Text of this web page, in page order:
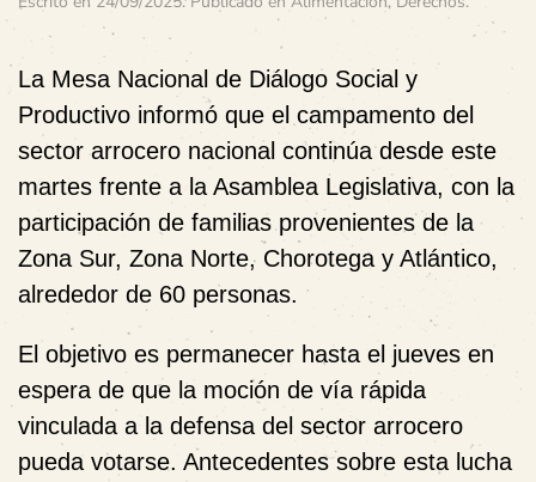
La Mesa Nacional de Diálogo Social y
Productivo informó que el campamento del
sector arrocero nacional continúa desde este
martes frente a la Asamblea Legislativa, con la
participación de familias provenientes de la
Zona Sur, Zona Norte, Chorotega y Atlántico,
alrededor de 60 personas.
El objetivo es permanecer hasta el jueves en
espera de que la moción de vía rápida
vinculada a la defensa del sector arrocero
pueda votarse. Antecedentes sobre esta lucha